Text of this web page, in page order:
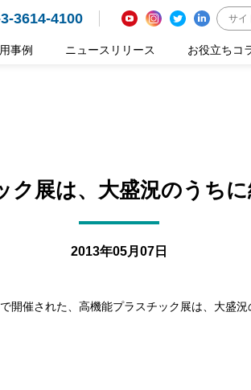
3614-4100
事例 ニュースリリース お役立ちコ
ク展は、大盛況のうちに
2013年05月07日
開催された、高機能プラスチック展は、大盛